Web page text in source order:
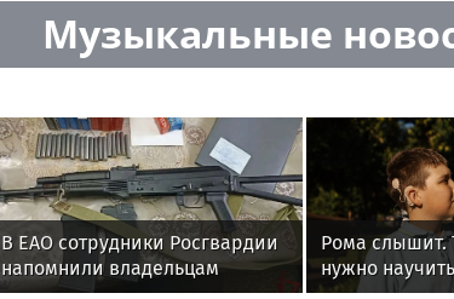
Музыкальные
В ЕАО сотрудники Росгвардии
напомнили владельцам
оружия о последствиях
Рома слышит.
нужно
речь